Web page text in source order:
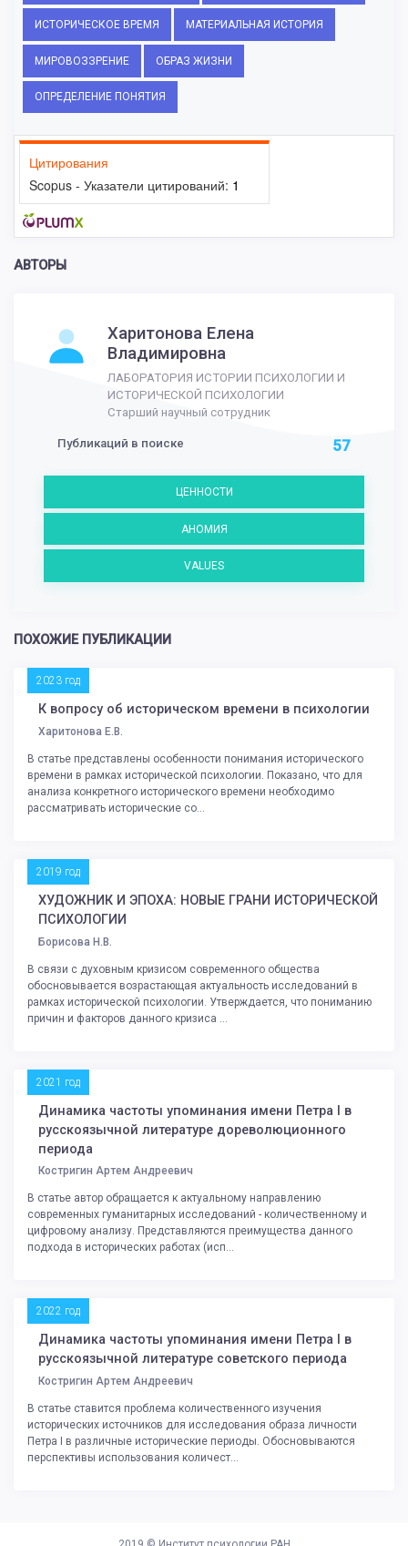
ИСТОРИЧЕСКОЕ ВРЕМЯ МАТЕРИАЛЬНАЯ ИСТОРИЯ
МИРОВОЗЗРЕНИЕ ОБРАЗ ЖИЗНИ
ОПРЕДЕЛЕНИЕ ПОНЯТИЯ
Цитирования
Scopus - Указатели цитирований: 1
АВТОРЫ
Харитонова Елена
Владимировна
ЛАБОРАТОРИЯ ИСТОРИИ ПСИХОЛОГИИ И
ИСТОРИЧЕСКОЙ ПСИХОЛОГИИ
Старший научный сотрудник
Публикаций в поиске 57
ЦЕННОСТИ
АНОМИЯ
VALUES
ПОХОЖИЕ ПУБЛИКАЦИИ
2023 год
К вопросу об историческом времени в психологии
Харитонова Е.В.
В статье представлены особенности понимания исторического
времени в рамках исторической психологии. Показано, что для
анализа конкретного исторического времени необходимо
рассматривать исторические со...
2019 год
ХУДОЖНИК И ЭПОХА: НОВЫЕ ГРАНИ ИСТОРИЧЕСКОЙ
ПСИХОЛОГИИ
Борисова Н.В.
В связи с духовным кризисом современного общества
обосновывается возрастающая актуальность исследований в
рамках исторической психологии. Утверждается, что пониманию
причин и факторов данного кризиса ...
2021 год
Динамика частоты упоминания имени Петра I в
русскоязычной литературе дореволюционного
периода
Костригин Артем Андреевич
В статье автор обращается к актуальному направлению
современных гуманитарных исследований - количественному и
цифровому анализу. Представляются преимущества данного
подхода в исторических работах (исп...
2022 год
Динамика частоты упоминания имени Петра I в
русскоязычной литературе советского периода
Костригин Артем Андреевич
В статье ставится проблема количественного изучения
исторических источников для исследования образа личности
Петра I в различные исторические периоды. Обосновываются
перспективы использования количест...